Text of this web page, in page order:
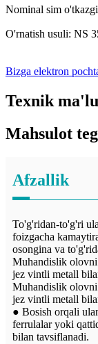
Nominal sim
O'rnatish usuli: NS
Bizga elektron
Texnik
Mahsulot
Afzallik
To'g'ridan-to'g'ri
foizgacha
osongina va
Muhandislik
jez vintli metall
Muhandislik
jez vintli metall
● Bosish orqali
ferrulalar yoki
bilan tavsiflanadi.